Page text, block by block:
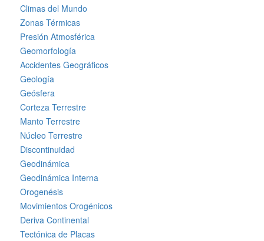
Climas del Mundo
Zonas Térmicas
Presión Atmosférica
Geomorfología
Accidentes Geográficos
Geología
Geósfera
Corteza Terrestre
Manto Terrestre
Núcleo Terrestre
Discontinuidad
Geodinámica
Geodinámica Interna
Orogenésis
Movimientos Orogénicos
Deriva Continental
Tectónica de Placas